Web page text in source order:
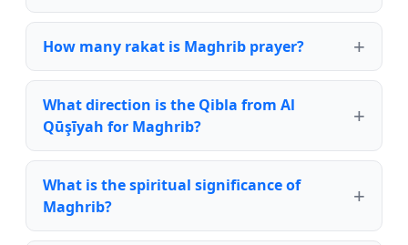
How many rakat is Maghrib prayer?
What direction is the Qibla from Al
Qūşīyah for Maghrib?
What is the spiritual significance of
Maghrib?